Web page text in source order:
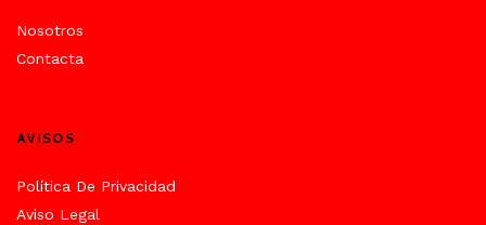
Nosotros
Contacta
AVISOS
Política De Privacidad
Aviso Legal